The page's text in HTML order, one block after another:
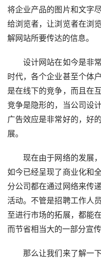
将企业产品的图片和文字
给浏览者，让浏览者在浏
解网站所要传达的信息。
设计网站在如今是非常
时代，各个企业甚至个体
是在线下的竞争，而且在
竞争是隐形的，当公司设
广告效应是非常好的，好
展。
现在由于网络的发展，
如今已经呈现了商业化和
分公司都在通过网络来传
活动。不管是招聘工作人
至进行市场的拓展，都能
而节省相当大的一部分宣
那么让我们来了解一下